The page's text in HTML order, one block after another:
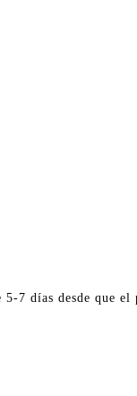
7 días desde que el